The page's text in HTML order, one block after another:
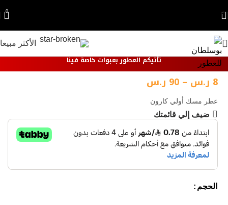
Skip to navigation
0
الأكثر مبيعا
تأتيكم العطور بعبوات خاصة فينا
عطر مسك أولي كارون
8 ر.س –
90 ر.س
ضيف إلي قائمتك
الحجم